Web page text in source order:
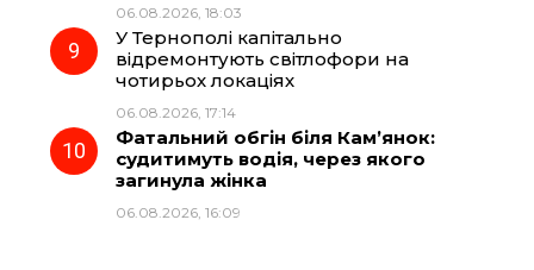
06.08.2026, 18:03
У Тернополі капітально
відремонтують світлофори на
чотирьох локаціях
06.08.2026, 17:14
Фатальний обгін біля Кам’янок:
судитимуть водія, через якого
загинула жінка
06.08.2026, 16:09